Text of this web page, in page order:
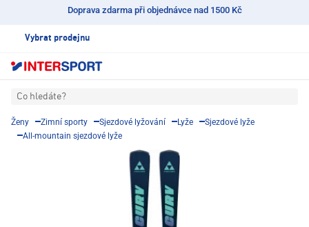
Doprava zdarma při objednávce nad 1500 Kč
Vybrat prodejnu
Co hledáte?
Ženy Zimní sporty Sjezdové lyžování Lyže
Sjezdové lyže
All-mountain sjezdové lyže